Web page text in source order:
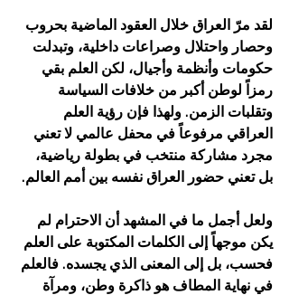
لقد مرّ العراق خلال العقود الماضية بحروب
وحصار واحتلال وصراعات داخلية، وتبدلت
حكومات وأنظمة وأجيال، لكن العلم بقي
رمزاً لوطن أكبر من خلافات السياسة
وتقلبات الزمن. ولهذا فإن رؤية العلم
العراقي مرفوعاً في محفل عالمي لا تعني
مجرد مشاركة منتخب في بطولة رياضية،
بل تعني حضور العراق نفسه بين أمم العالم.
ولعل أجمل ما في المشهد أن الاحترام لم
يكن موجهاً إلى الكلمات المكتوبة على العلم
فحسب، بل إلى المعنى الذي يجسده. فالعلم
في نهاية المطاف هو ذاكرة وطن، ومرآة